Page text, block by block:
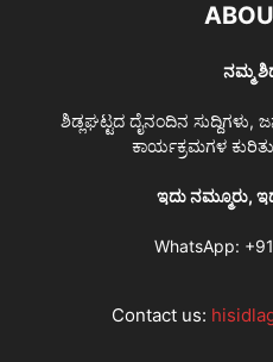
ನಮ್ಮ
ಶಿಡ್ಲಘಟ್ಟದ ದೈನಂದಿನ ಸುದ್ದಿಗಳು,
ಕಾರ್ಯಕ್ರಮಗಳ
ಇದು ನಮ್ಮೂರು,
WhatsApp:
Contact us: